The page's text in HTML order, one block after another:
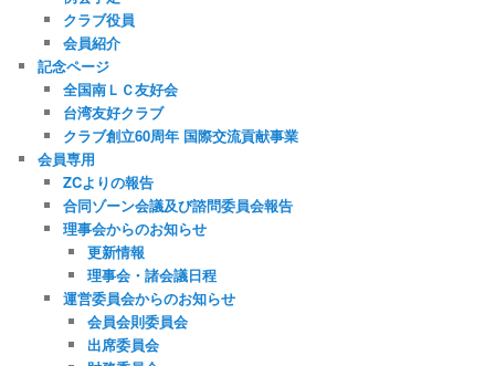
クラブ役員
会員紹介
記念ページ
全国南ＬＣ友好会
台湾友好クラブ
クラブ創立60周年 国際交流貢献事業
会員専用
ZCよりの報告
合同ゾーン会議及び諮問委員会報告
理事会からのお知らせ
更新情報
理事会・諸会議日程
運営委員会からのお知らせ
会員会則委員会
出席委員会